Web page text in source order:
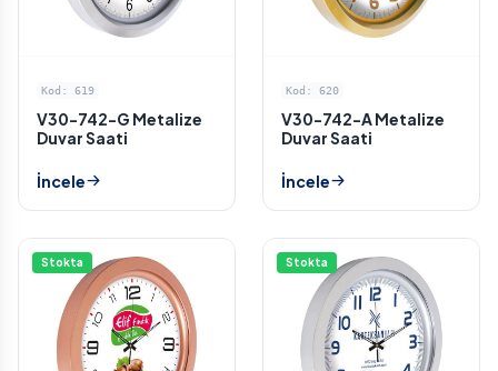
Kod: 619
V30-742-G Metalize
Duvar Saati
İncele
Kod: 620
V30-742-A Metalize
Duvar Saati
İncele
Stokta Stokta